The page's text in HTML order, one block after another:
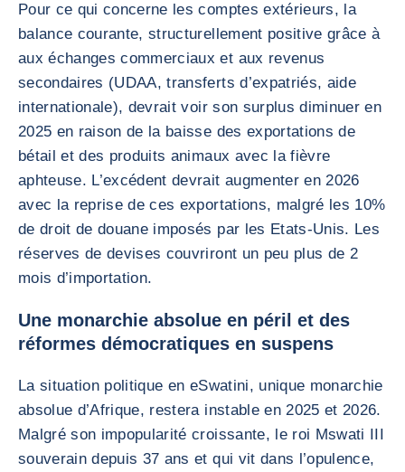
Pour ce qui concerne les comptes extérieurs, la
balance courante, structurellement positive grâce à
aux échanges commerciaux et aux revenus
secondaires (UDAA, transferts d’expatriés, aide
internationale), devrait voir son surplus diminuer en
2025 en raison de la baisse des exportations de
bétail et des produits animaux avec la fièvre
aphteuse. L’excédent devrait augmenter en 2026
avec la reprise de ces exportations, malgré les 10%
de droit de douane imposés par les Etats-Unis. Les
réserves de devises couvriront un peu plus de 2
mois d’importation.
Une monarchie absolue en péril et des
réformes démocratiques en suspens
La situation politique en eSwatini, unique monarchie
absolue d’Afrique, restera instable en 2025 et 2026.
Malgré son impopularité croissante, le roi Mswati III
souverain depuis 37 ans et qui vit dans l’opulence,